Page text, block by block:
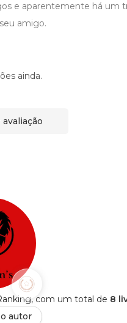
e aparentemente há um
amigo.
ainda.
com um total de 8
autor